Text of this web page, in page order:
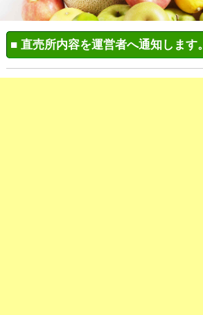
■ 直売所内容を運営者へ通知します。